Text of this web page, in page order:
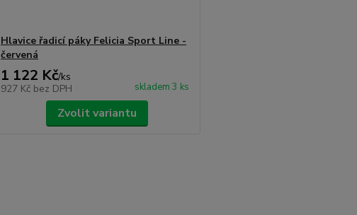
Hlavice řadicí páky Felicia Sport Line -
červená
1 122 Kč/ks
927 Kč bez DPH skladem 3 ks
Zvolit variantu